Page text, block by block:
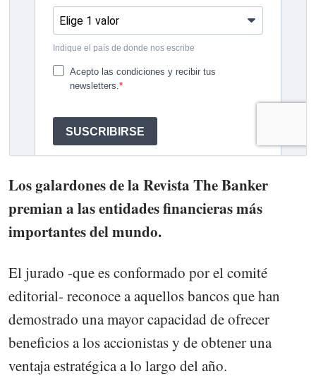
Los galardones de la Revista The Banker
premian a las entidades financieras más
importantes del mundo.
El jurado -que es conformado por el comité
editorial- reconoce a aquellos bancos que han
demostrado una mayor capacidad de ofrecer
beneficios a los accionistas y de obtener una
ventaja estratégica a lo largo del año.